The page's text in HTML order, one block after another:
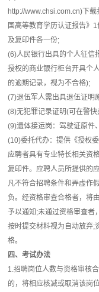
http://www.chsi.com.cn)下
国高等教育学历认证报告》
及复印件各一份;
(6)人民银行出具的个人征信
授权的商业银行柜台开具个
的逾期记录，视为不合格);
(7)退伍军人需出具退伍证明
(8)无犯罪记录证明(可在警
(9)遗体接运岗：驾驶证原件
(10)委托代办：提供《授权
应聘者具有专业特长相关资
复印件。应聘人员所提供的
凡不符合招聘条件和弄虚作
负。经资格审查合格者，将
予以通知;未通过资格审查者
按时提交材料视为自动放弃;
格。
四、考试办法
1.招聘岗位人数与资格审核
的，将相应核减或取消该岗